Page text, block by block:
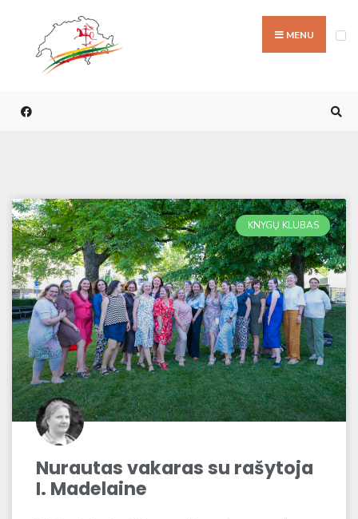
MENU
KNYGŲ KLUBAS
Nurautas vakaras su rašytoja
I. Madelaine